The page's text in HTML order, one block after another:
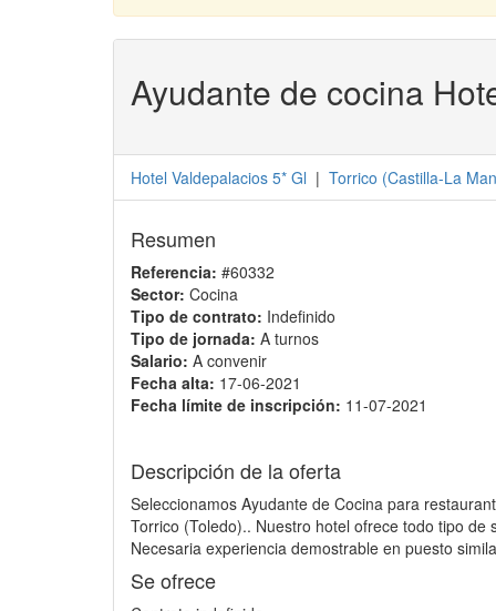
Ayudante de cocina
Hotel Valdepalacios 5* Gl | Torrico (Castilla-La
Resumen
Referencia: #60332
Sector: Cocina
Tipo de contrato: Indefinido
Tipo de jornada: A turnos
Salario: A convenir
Fecha alta: 17-06-2021
Fecha límite de inscripción: 11-07-2021
Descripción de la oferta
Seleccionamos Ayudante de Cocina para
Torrico (Toledo).. Nuestro hotel ofrece todo tipo
Necesaria experiencia demostrable en puesto
Se ofrece